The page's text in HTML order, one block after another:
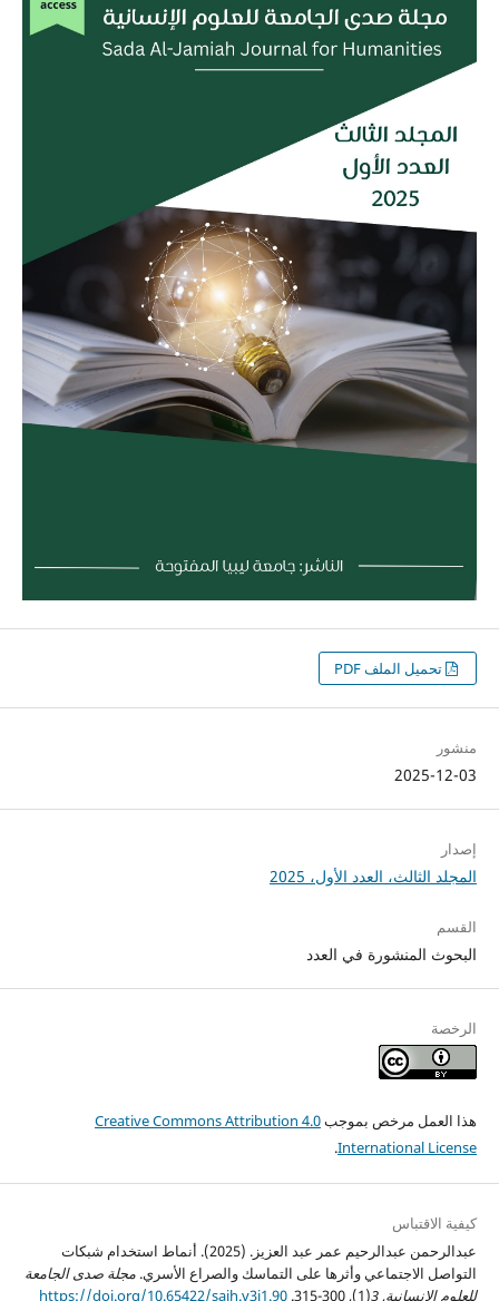
تحميل الملف PDF
منشور
2025-12-03
إصدار
المجلد الثالث، العدد الأول، 2025
القسم
البحوث المنشورة في العدد
الرخصة
هذا العمل مرخص بموجبCreative Commons Attribution 4.0
International License
.
كيفية الاقتباس
عبدالرحمن عبدالرحيم عمر عبد العزيز. (2025). أنماط استخدام شبكات
التواصل الاجتماعي وأثرها على التماسك والصراع الأسري. مجلة صدى الجامعة
للعلوم الإنسانية,
3
(1), 300-315.
https://doi.org/10.65422/sajh.v3i1.90